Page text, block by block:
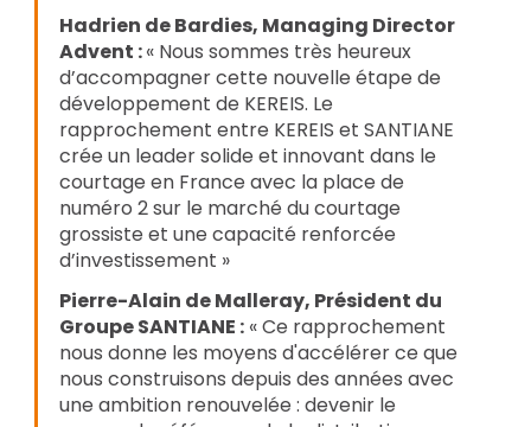
Hadrien de Bardies, Managing Director
Advent : « Nous sommes très heureux
d’accompagner cette nouvelle étape de
développement de KEREIS. Le
rapprochement entre KEREIS et SANTIANE
crée un leader solide et innovant dans le
courtage en France avec la place de
numéro 2 sur le marché du courtage
grossiste et une capacité renforcée
d’investissement »
Pierre-Alain de Malleray, Président du
Groupe SANTIANE : « Ce rapprochement
nous donne les moyens d'accélérer ce que
nous construisons depuis des années avec
une ambition renouvelée : devenir le